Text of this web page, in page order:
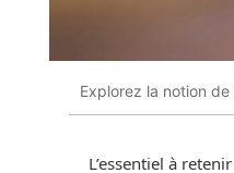
Explorez la notion
L’essentiel à